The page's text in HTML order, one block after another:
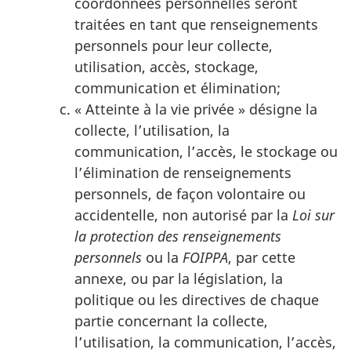
traitées en tant que renseignements
personnels pour leur collecte,
utilisation, accès, stockage,
communication et élimination;
« Atteinte à la vie privée » désigne la
collecte, l’utilisation, la
communication, l’accès, le stockage ou
l’élimination de renseignements
personnels, de façon volontaire ou
accidentelle, non autorisé par la Loi sur
la protection des renseignements
personnels ou la FOIPPA, par cette
annexe, ou par la législation, la
politique ou les directives de chaque
partie concernant la collecte,
l’utilisation, la communication, l’accès,